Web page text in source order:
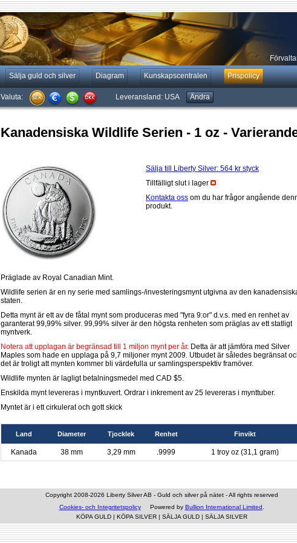
Sälja guld och silver Diagram Kunskapscentralen Prispolicy
Valuta: Leveransland: USA Ändra
Kanadensiska Wildlife Serien - 1 oz -
Sälja till Liberty Silver: 564 kr styck
Tillfälligt slut i lager
Kontakta oss om du har frågor angående
produkt.
Präglade av Royal Canadian Mint.
Wildlife serien är en ny serie med samlings-/investeringsmynt utgivna av den
staten.
Detta mynt är ett av de fåtal mynt som produceras med "fyra 9:or" d.v.s. med en renhet av
garanterat 99,99% silver. 99,99% silver är den högsta renheten som präglas av ett statligt
myntverk.
Notera att upplagan är begränsad till 1 miljon mynt per år. Detta är att jämföra med Silver
Maples som hade en upplaga på 9,7 miljoner mynt 2009. Utbudet är således begränsat
det är troligt att mynten kommer bli värdefulla ur samlingsperspektiv framöver.
Wildlife mynten är lagligt betalningsmedel med CAD $5.
Enskilda mynt levereras i myntkuvert. Ordrar i inkrement av 25 levereras i mynttuber.
Myntet är i ett cirkulerat och gott skick
Land Diameter Tjocklek Renhet Finvikt
Kanada 38 mm 3,29 mm .9999 1 troy oz (31,1 gram)
Copyright 2008-2026 Liberty Silver AB - Guld och silver på nätet - All rights reserved
Cookies- och IntegritetspolicyPowered by Bullion International Limited
KÖPA GULD| KÖPA SILVER| SÄLJA GULD| SÄLJA SILVER